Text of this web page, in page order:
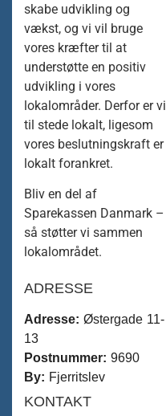
skabe udvikling og
vækst, og vi vil bruge
vores kræfter til at
understøtte en positiv
udvikling i vores
lokalområder. Derfor er vi
til stede lokalt, ligesom
vores beslutningskraft er
lokalt forankret.
Bliv en del af
Sparekassen Danmark –
så støtter vi sammen
lokalområdet.
ADRESSE
Adresse:Østergade 11-
13
Postnummer:9690
By: Fjerritslev
KONTAKT